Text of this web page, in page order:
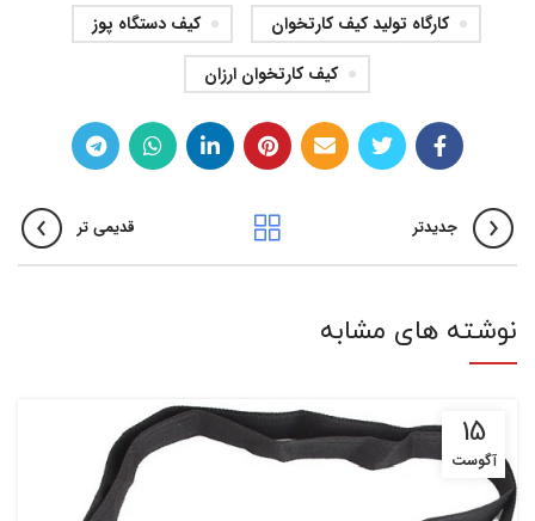
کارگاه تولید کیف کارتخوان
کیف دستگاه پوز
کیف کارتخوان ارزان
جدیدتر قدیمی تر
نوشته های مشابه
15
آگوست